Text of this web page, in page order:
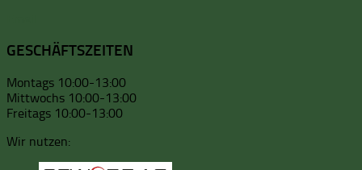
GESCHÄFTSZEITEN
Montags 10:00-13:00
Mittwochs 10:00-13:00
Freitags 10:00-13:00
Wir nutzen: